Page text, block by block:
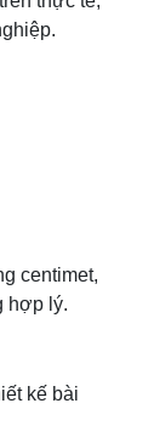
centimet,
hợp lý.
kế bài